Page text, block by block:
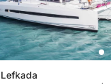
Lefkada